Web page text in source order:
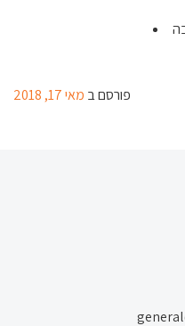
פורסם ב מאי 17, 2018